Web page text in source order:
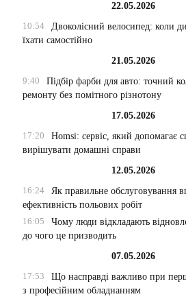
22.05.2026
10:54
Двоколісний велосипед: коли
їхати самостійно
21.05.2026
9:40
Підбір фарби для авто: точний
ремонту без помітного різнотону
17.05.2026
17:20
Homsi: сервіс, який допомагає
вирішувати домашні справи
12.05.2026
16:24
Як правильне обслуговування
ефективність польових робіт
16:05
Чому люди відкладають
до чого це призводить
07.05.2026
17:53
Що насправді важливо при
з професійним обладнанням